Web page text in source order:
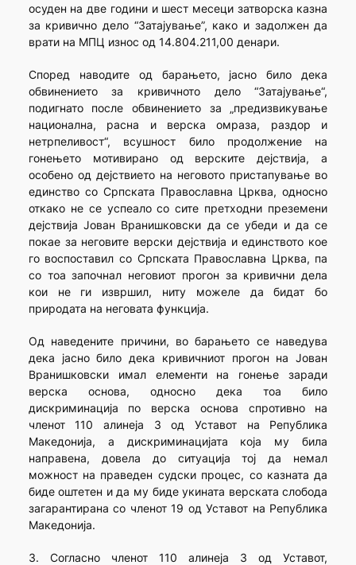
осуден на две години и шест месеци затворска казна
за кривично дело “Затајување”, како и задолжен да
врати на МПЦ износ од 14.804.211,00 денари.
Според наводите од барањето, јасно било дека
обвинението за кривичното дело “Затајување“,
подигнато после обвинението за „предизвикување
национална, расна и верска омраза, раздор и
нетрпеливост“, всушност било продолжение на
гонењето мотивирано од верските дејствија, а
особено од дејствието на неговото пристапување во
единство со Српската Православна Црква, односно
откако не се успеало со сите претходни преземени
дејствија Јован Вранишковски да се убеди и да се
покае за неговите верски дејствија и единството кое
го воспоставил со Српската Православна Црква, па
со тоа започнал неговиот прогон за кривични дела
кои не ги извршил, ниту можеле да бидат бо
природата на неговата функција.
Од наведените причини, во барањето се наведува
дека јасно било дека кривичниот прогон на Јован
Вранишковски имал елементи на гонење заради
верска основа, односно дека тоа било
дискриминација по верска основа спротивно на
членот 110 алинеја 3 од Уставот на Република
Македонија, а дискриминацијата која му била
направена, довела до ситуација тој да немал
можност на праведен судски процес, со казната да
биде оштетен и да му биде укината верската слобода
загарантирана со членот 19 од Уставот на Република
Македонија.
3. Согласно членот 110 алинеја 3 од Уставот,